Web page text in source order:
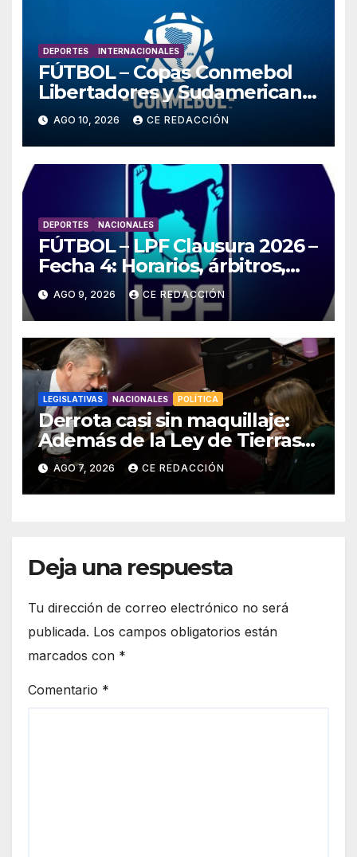
DEPORTES INTERNACIONALES
FÚTBOL – Copas Conmebol
Libertadores y Sudamericana
2026 – Octavos de Final:
Horarios, resultados y
CLASIFICADOS
AGO 10, 2026 CE REDACCIÓN
DEPORTES NACIONALES
FÚTBOL – LPF Clausura 2026 –
Fecha 4: Horarios, árbitros,
TV, resultados –
ESTADÍSTICAS y detalles
AGO 9, 2026 CE REDACCIÓN
LEGISLATIVAS NACIONALES POLÍTICA
Derrota casi sin maquillaje:
Además de la Ley de Tierras,
el gobierno también tuvo que
retirar el manejo del fuego
AGO 7, 2026 CE REDACCIÓN
Deja una respuesta
Tu dirección de correo electrónico no será
publicada. Los campos obligatorios están
marcados con *
Comentario *